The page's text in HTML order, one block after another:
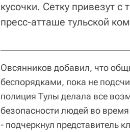
кусочки. Сетку привезут
пресс-атташе тульской
Овсянников добавил, что
беспорядками, пока не
полиция Тулы делала все
безопасности людей во
- подчеркнул представитель